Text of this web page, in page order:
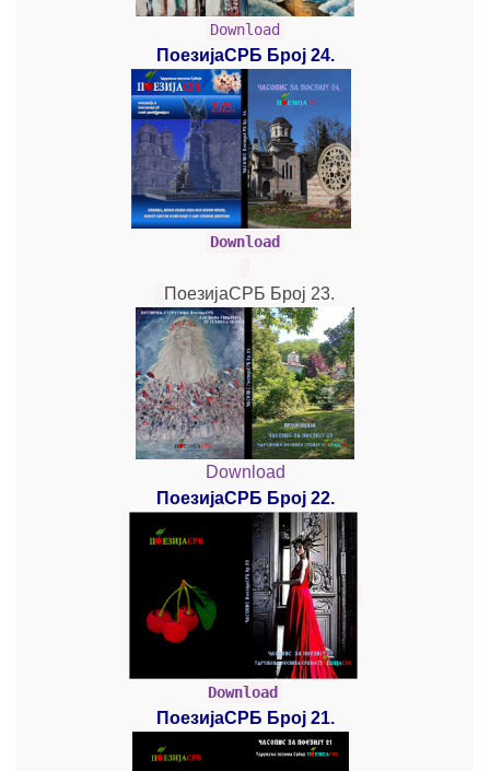
Download
ПоезијаСРБ Број 24.
Download
ПоезијаСРБ Број 23.
Download
ПоезијаСРБ Број 22.
Download
ПоезијаСРБ Број 21.